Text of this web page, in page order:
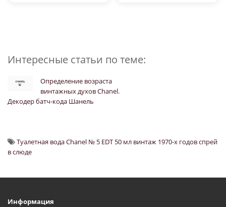
Интересные статьи по теме:
Определение возраста
винтажных духов Chanel.
Декодер батч-кода Шанель
Туалетная вода Chanel № 5 EDT 50 мл винтаж 1970-х годов спрей
в слюде
Информация